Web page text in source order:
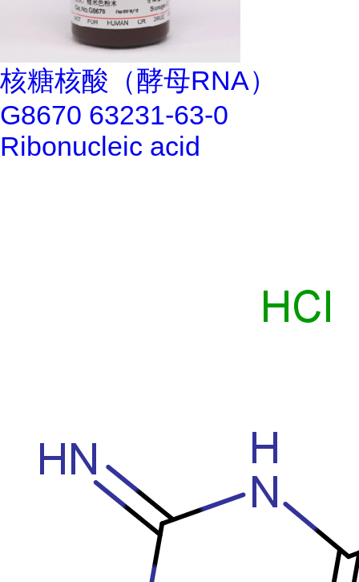
核糖核酸（酵母RNA）
G8670 63231-63-0
Ribonucleic acid